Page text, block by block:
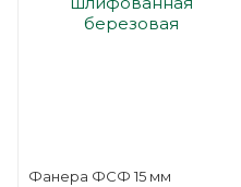
Фанера ФСФ 15 мм